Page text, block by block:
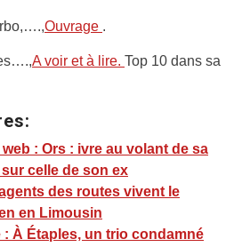
Ouvrage .
A voir et à lire. Top 10 dans sa
: Ors : ivre au volant de sa
celle de son ex
des routes vivent le
en Limousin
: À Étaples, un trio condamné